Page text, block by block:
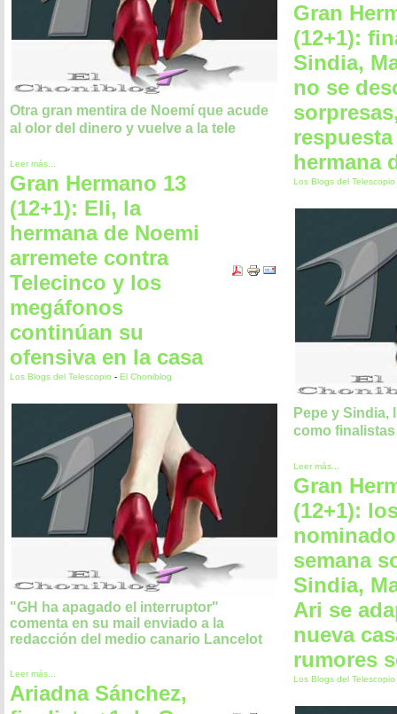
Otra gran mentira de Noemí que acude
al olor del dinero y vuelve a la tele
Leer más...
Gran Hermano 13
(12+1): Eli, la
hermana de Noemi
arremete contra
Telecinco y los
megáfonos
continúan su
ofensiva en la casa
Los Blogs del Telescopio - El Choniblog
"GH ha apagado el interruptor"
comenta en su mail enviado a la
redacción del medio canario Lancelot
Leer más...
Ariadna Sánchez,
Gran
(12+1):
Sindia,
no se
hermana
Los Blogs del Telescopio
Pepe y Sindia,
como
Leer más...
Gran
(12+1):
semana
Sindia,
Ari se
nueva
rumores
Los Blogs del Telescopio